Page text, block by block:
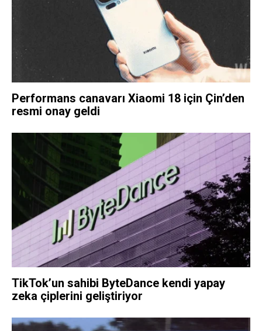
Performans canavarı Xiaomi 18 için Çin’den
resmi onay geldi
TikTok’un sahibi ByteDance kendi yapay
zeka çiplerini geliştiriyor